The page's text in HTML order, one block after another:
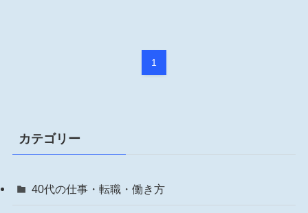
1
カテゴリー
40代の仕事・転職・働き方